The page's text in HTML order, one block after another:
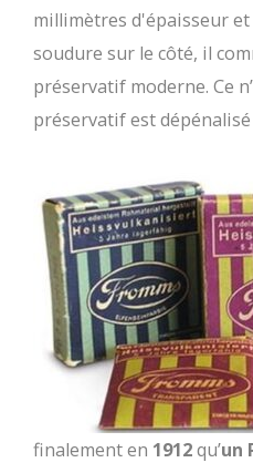
millimètres d'épaisseur
soudure sur le côté, il
préservatif moderne. Ce
préservatif est dépénalisé
finalement en 1912qu’un